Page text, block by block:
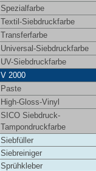
Spezialfarbe
Textil-Siebdruckfarbe
Transferfarbe
Universal-Siebdruckfarbe
UV-Siebdruckfarbe
V 2000
Paste
High-Gloss-Vinyl
SICO Siebdruck-
Tampondruckfarbe
Siebfüller
Siebreiniger
Sprühkleber